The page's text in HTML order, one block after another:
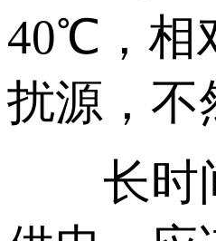
40℃，相
扰源，不
长时间